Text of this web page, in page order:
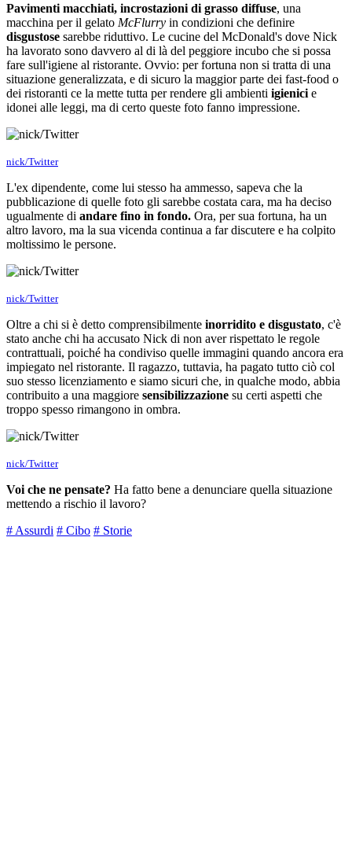
Pavimenti macchiati, incrostazioni di grasso diffuse, una
macchina per il gelato McFlurry in condizioni che definire
disgustose sarebbe riduttivo. Le cucine del McDonald's dove Nick
ha lavorato sono davvero al di là del peggiore incubo che si possa
fare sull'igiene al ristorante. Ovvio: per fortuna non si tratta di una
situazione generalizzata, e di sicuro la maggior parte dei fast-food o
dei ristoranti ce la mette tutta per rendere gli ambienti igienici e
idonei alle leggi, ma di certo queste foto fanno impressione.
nick/Twitter
L'ex dipendente, come lui stesso ha ammesso, sapeva che la
pubblicazione di quelle foto gli sarebbe costata cara, ma ha deciso
ugualmente di andare fino in fondo. Ora, per sua fortuna, ha un
altro lavoro, ma la sua vicenda continua a far discutere e ha colpito
moltissimo le persone.
nick/Twitter
Oltre a chi si è detto comprensibilmente inorridito e disgustato, c'è
stato anche chi ha accusato Nick di non aver rispettato le regole
contrattuali, poiché ha condiviso quelle immagini quando ancora era
impiegato nel ristorante. Il ragazzo, tuttavia, ha pagato tutto ciò col
suo stesso licenziamento e siamo sicuri che, in qualche modo, abbia
contribuito a una maggiore sensibilizzazione su certi aspetti che
troppo spesso rimangono in ombra.
nick/Twitter
Voi che ne pensate? Ha fatto bene a denunciare quella situazione
mettendo a rischio il lavoro?
# Assurdi # Cibo # Storie